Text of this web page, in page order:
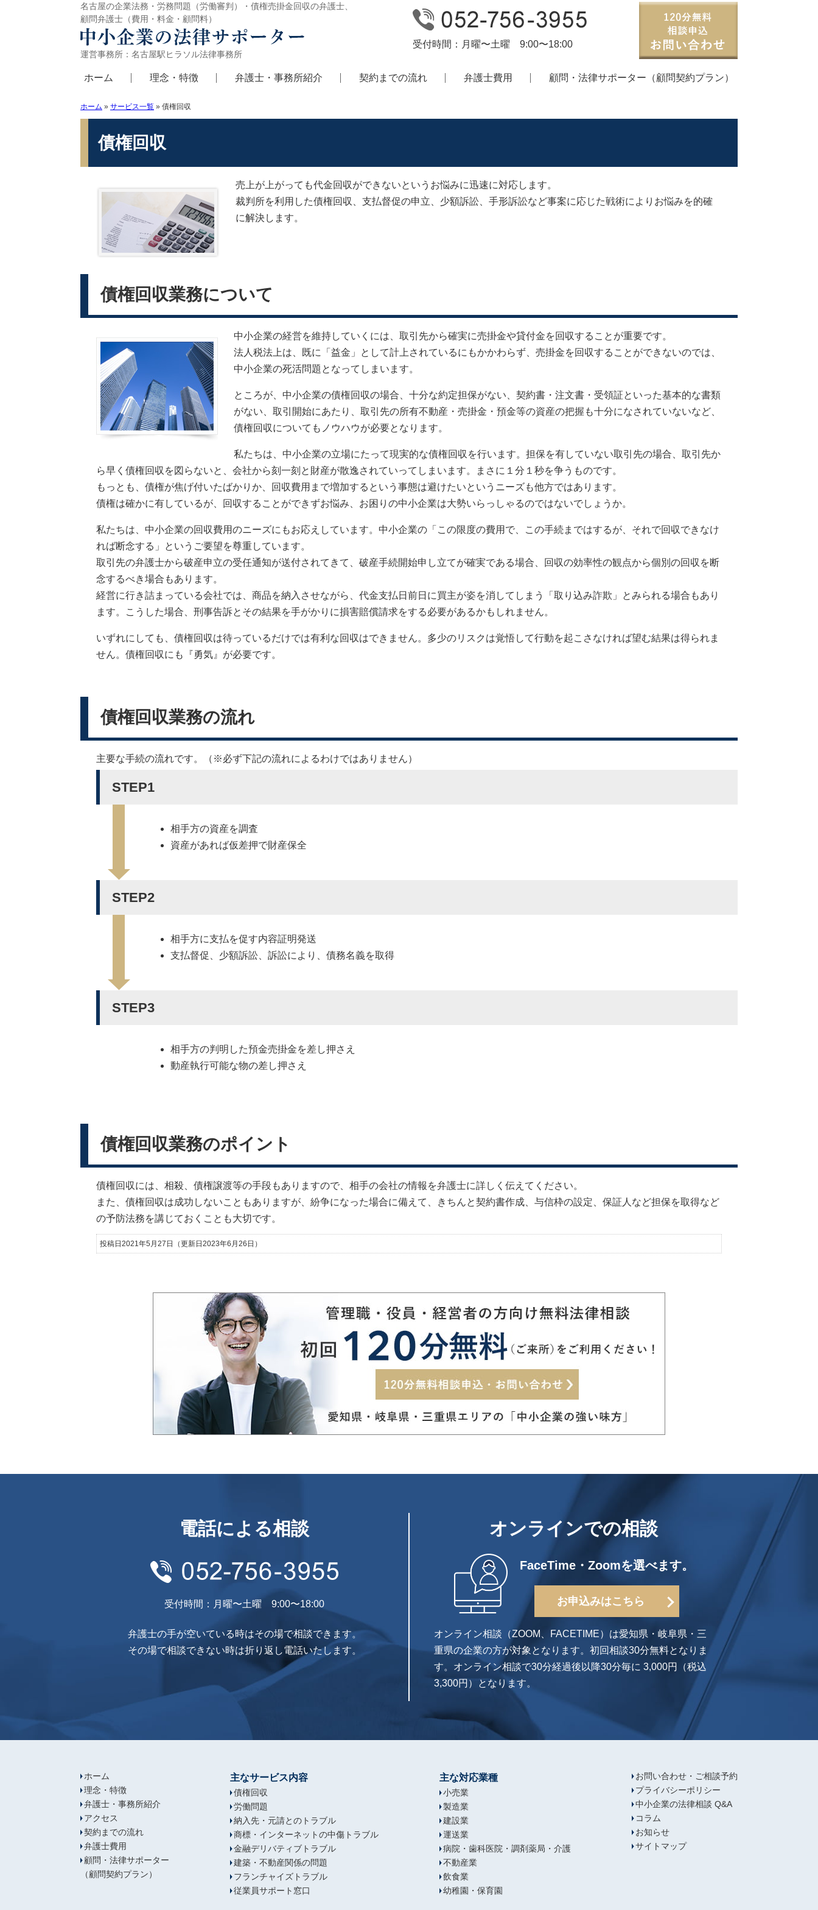
名古屋の企業法務・労務問題（労働審判）・債権売掛金回収の弁護士、
顧問弁護士（費用・料金・顧問料）
運営事務所：名古屋駅ヒラソル法律事務所
受付時間：月曜〜土曜 9:00〜18:00
ホーム 理念・特徴 弁護士・事務所紹介 契約までの流れ 弁護士費用 顧問・法律サポーター（顧問契約プラン）
ホーム » サービス一覧 » 債権回収
債権回収
売上が上がっても代金回収ができないというお悩みに迅速に対応します。
裁判所を利用した債権回収、支払督促の申立、少額訴訟、手形訴訟など事案に応じた戦術によりお悩みを的確
に解決します。
債権回収業務について
中小企業の経営を維持していくには、取引先から確実に売掛金や貸付金を回収することが重要です。
法人税法上は、既に「益金」として計上されているにもかかわらず、売掛金を回収することができないのでは、
中小企業の死活問題となってしまいます。
ところが、中小企業の債権回収の場合、十分な約定担保がない、契約書・注文書・受領証といった基本的な書類
がない、取引開始にあたり、取引先の所有不動産・売掛金・預金等の資産の把握も十分になされていないなど、
債権回収についてもノウハウが必要となります。
私たちは、中小企業の立場にたって現実的な債権回収を行います。担保を有していない取引先の場合、取引先か
ら早く債権回収を図らないと、会社から刻一刻と財産が散逸されていってしまいます。まさに１分１秒を争うものです。
もっとも、債権が焦げ付いたばかりか、回収費用まで増加するという事態は避けたいというニーズも他方ではあります。
債権は確かに有しているが、回収することができずお悩み、お困りの中小企業は大勢いらっしゃるのではないでしょうか。
私たちは、中小企業の回収費用のニーズにもお応えしています。中小企業の「この限度の費用で、この手続まではするが、それで回収できなけ
れば断念する」というご要望を尊重しています。
取引先の弁護士から破産申立の受任通知が送付されてきて、破産手続開始申し立てが確実である場合、回収の効率性の観点から個別の回収を断
念するべき場合もあります。
経営に行き詰まっている会社では、商品を納入させながら、代金支払日前日に買主が姿を消してしまう「取り込み詐欺」とみられる場合もあり
ます。こうした場合、刑事告訴とその結果を手がかりに損害賠償請求をする必要があるかもしれません。
いずれにしても、債権回収は待っているだけでは有利な回収はできません。多少のリスクは覚悟して行動を起こさなければ望む結果は得られま
せん。債権回収にも『勇気』が必要です。
債権回収業務の流れ
主要な手続の流れです。（※必ず下記の流れによるわけではありません）
STEP1
相手方の資産を調査
資産があれば仮差押で財産保全
STEP2
相手方に支払を促す内容証明発送
支払督促、少額訴訟、訴訟により、債務名義を取得
STEP3
相手方の判明した預金売掛金を差し押さえ
動産執行可能な物の差し押さえ
債権回収業務のポイント
債権回収には、相殺、債権譲渡等の手段もありますので、相手の会社の情報を弁護士に詳しく伝えてください。
また、債権回収は成功しないこともありますが、紛争になった場合に備えて、きちんと契約書作成、与信枠の設定、保証人など担保を取得など
の予防法務を講じておくことも大切です。
投稿日2021年5月27日 （更新日2023年6月26日）
電話による相談
受付時間：月曜〜土曜 9:00〜18:00
弁護士の手が空いている時はその場で相談できます。
その場で相談できない時は折り返し電話いたします。
オンラインでの相談
FaceTime・Zoomを選べます。
お申込みはこちら
オンライン相談（ZOOM、FACETIME）は愛知県・岐阜県・三
重県の企業の方が対象となります。初回相談30分無料となりま
す。オンライン相談で30分経過後以降30分毎に 3,000円（税込
3,300円）となります。
ホーム
理念・特徴
弁護士・事務所紹介
アクセス
契約までの流れ
弁護士費用
顧問・法律サポーター
（顧問契約プラン）
主なサービス内容
債権回収
労働問題
納入先・元請とのトラブル
商標・インターネットの中傷トラブル
金融デリバティブトラブル
建築・不動産関係の問題
フランチャイズトラブル
従業員サポート窓口
主な対応業種
小売業
製造業
建設業
運送業
病院・歯科医院・調剤薬局・介護
不動産業
飲食業
幼稚園・保育園
お問い合わせ・ご相談予約
プライバシーポリシー
中小企業の法律相談 Q&A
コラム
お知らせ
サイトマップ